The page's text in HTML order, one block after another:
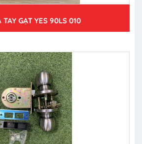
TAY GẠT YES 90LS 010